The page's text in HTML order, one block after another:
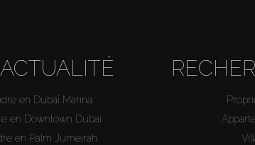
en Dubai Marina
en Downtown Dubai
en Palm Jumeirah